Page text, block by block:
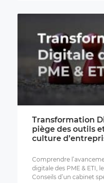
Transformation
piège des outils
culture
Comprendre
digitale des PME & ETI,
Conseils d’un cabinet